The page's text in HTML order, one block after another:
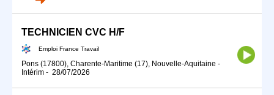
TECHNICIEN CVC H/F
Emploi France Travail
Pons (17800), Charente-Maritime (17), Nouvelle-Aquitaine -
Intérim - 28/07/2026